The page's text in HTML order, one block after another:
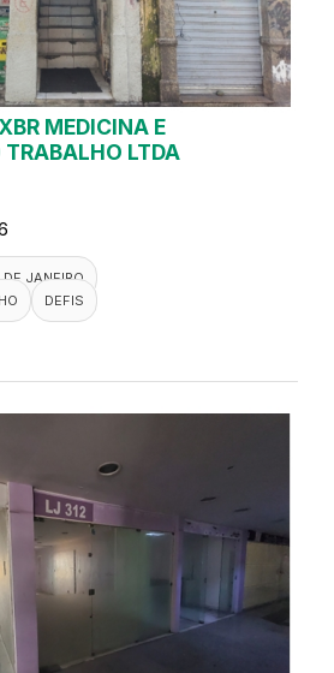
MEDICINA E
TRABALHO LTDA
DE JANEIRO
DEFIS